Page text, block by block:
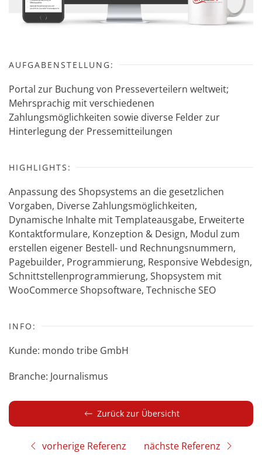
AUFGABENSTELLUNG:
Portal zur Buchung von Presseverteilern weltweit;
Mehrsprachig mit verschiedenen
Zahlungsmöglichkeiten sowie diverse Felder zur
Hinterlegung der Pressemitteilungen
HIGHLIGHTS:
Anpassung des Shopsystems an die gesetzlichen
Vorgaben, Diverse Zahlungsmöglichkeiten,
Dynamische Inhalte mit Templateausgabe, Erweiterte
Kontaktformulare, Konzeption & Design, Modul zum
erstellen eigener Bestell- und Rechnungsnummern,
Pagebuilder, Programmierung, Responsive Webdesign,
Schnittstellenprogrammierung, Shopsystem mit
WooCommerce Shopsoftware, Technische SEO
INFO:
Kunde: mondo tribe GmbH
Branche: Journalismus
Zurück zur Übersicht
vorherige Referenz nächste Referenz